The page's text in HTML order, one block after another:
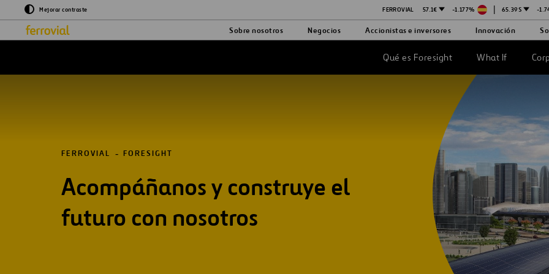
Mejorar contraste FERROVIAL 57.1€ -1.177% | 65.39$ -
Sobre nosotros Negocios Accionistas e inversores Innovación
Qué es Foresight What If
FERROVIAL FORESIGHT
Acompáñanos y construye el
futuro con nosotros